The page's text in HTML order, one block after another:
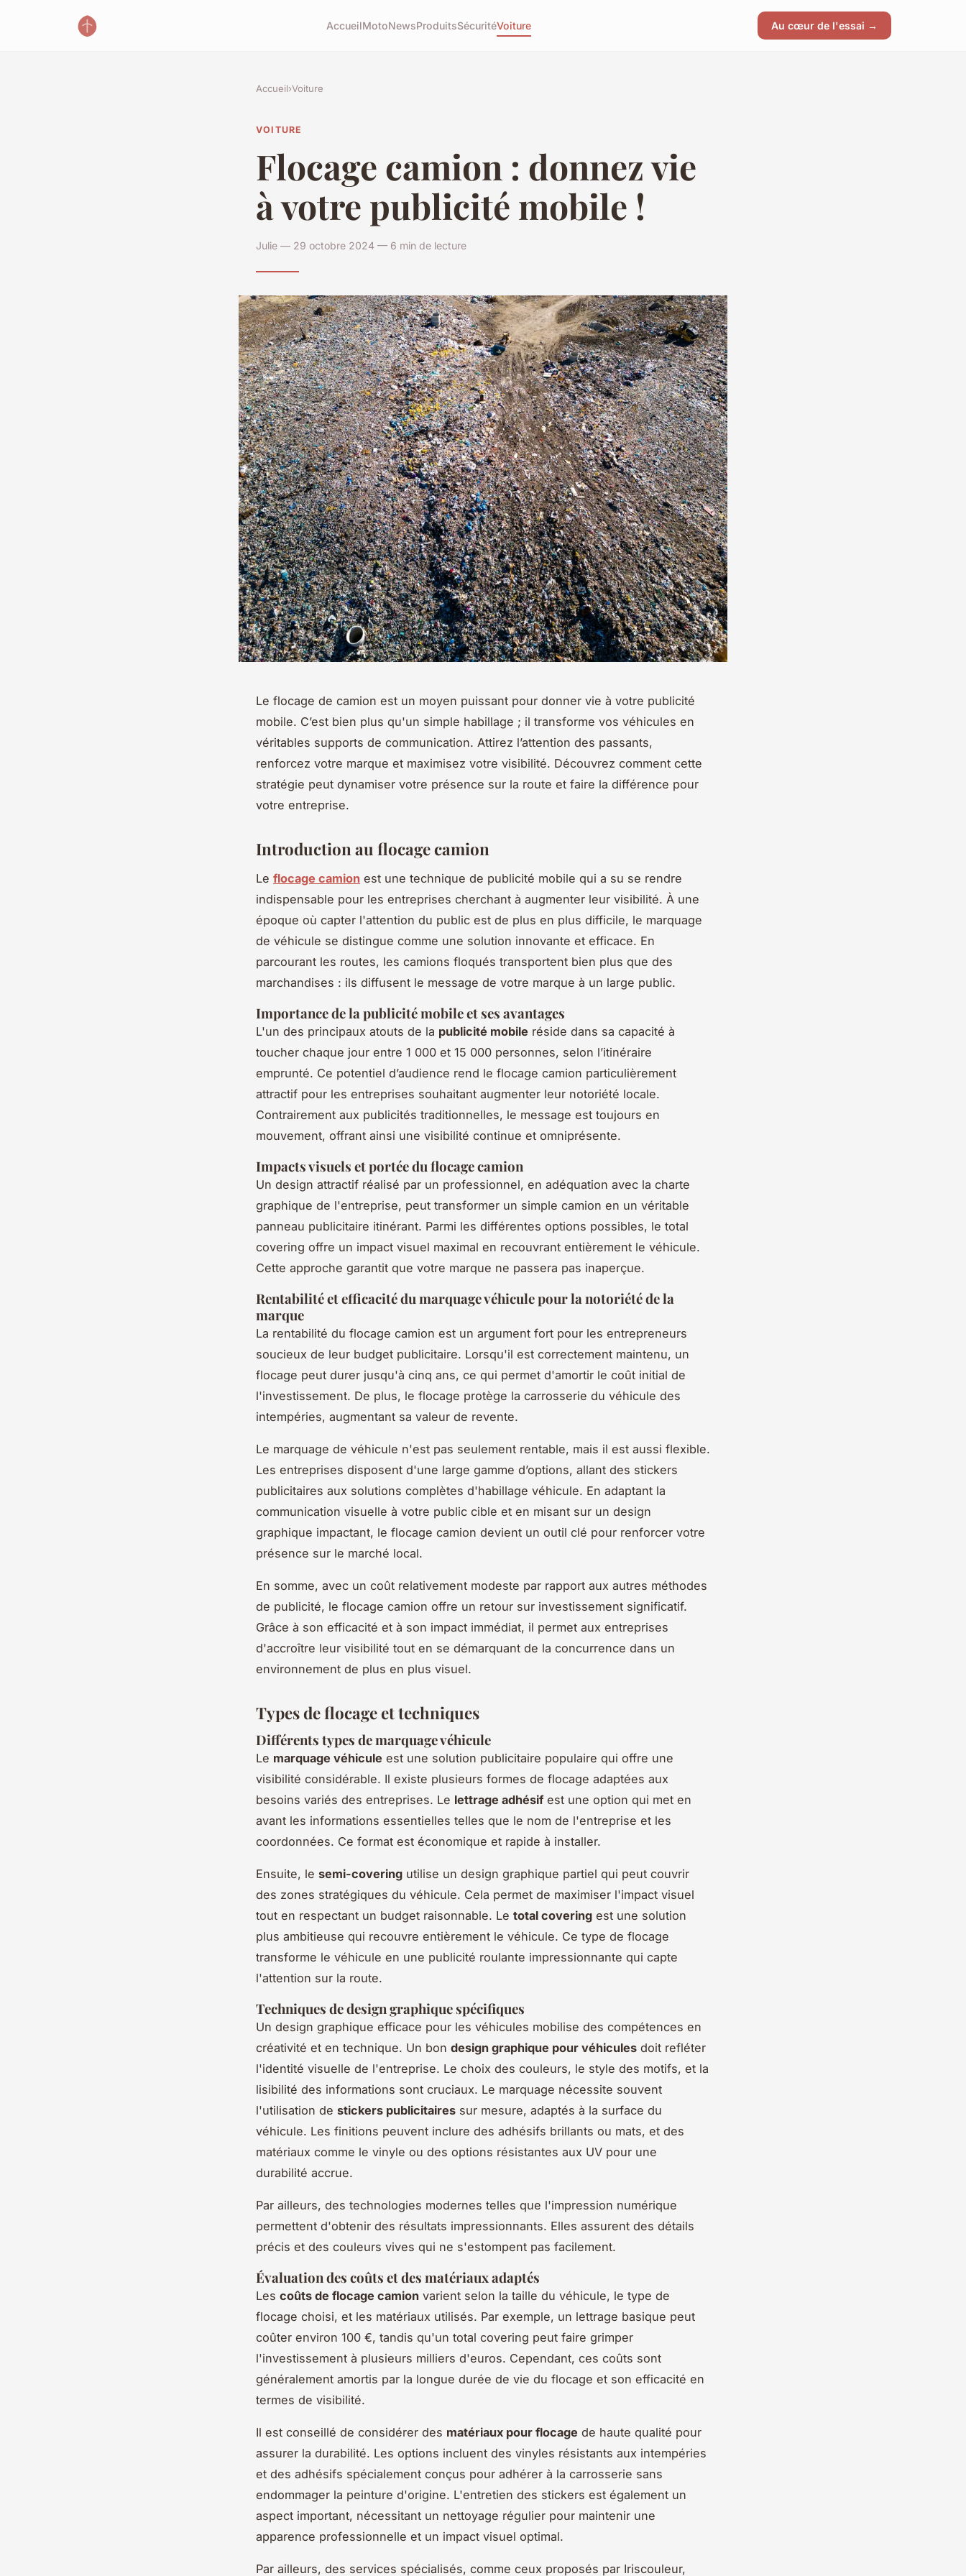
AccueilMotoNewsProduitsSécuritéVoiture Au cœur de l'essai →
Accueil›Voiture
VOITURE
Flocage camion : donnez vie
à votre publicité mobile !
Julie — 29 octobre 2024 — 6 min de lecture
Le flocage de camion est un moyen puissant pour donner vie à votre publicité
mobile. C’est bien plus qu'un simple habillage ; il transforme vos véhicules en
véritables supports de communication. Attirez l’attention des passants,
renforcez votre marque et maximisez votre visibilité. Découvrez comment cette
stratégie peut dynamiser votre présence sur la route et faire la différence pour
votre entreprise.
Introduction au flocage camion
Le flocage camion est une technique de publicité mobile qui a su se rendre
indispensable pour les entreprises cherchant à augmenter leur visibilité. À une
époque où capter l'attention du public est de plus en plus difficile, le marquage
de véhicule se distingue comme une solution innovante et efficace. En
parcourant les routes, les camions floqués transportent bien plus que des
marchandises : ils diffusent le message de votre marque à un large public.
Importance de la publicité mobile et ses avantages
L'un des principaux atouts de la publicité mobile réside dans sa capacité à
toucher chaque jour entre 1 000 et 15 000 personnes, selon l’itinéraire
emprunté. Ce potentiel d’audience rend le flocage camion particulièrement
attractif pour les entreprises souhaitant augmenter leur notoriété locale.
Contrairement aux publicités traditionnelles, le message est toujours en
mouvement, offrant ainsi une visibilité continue et omniprésente.
Impacts visuels et portée du flocage camion
Un design attractif réalisé par un professionnel, en adéquation avec la charte
graphique de l'entreprise, peut transformer un simple camion en un véritable
panneau publicitaire itinérant. Parmi les différentes options possibles, le total
covering offre un impact visuel maximal en recouvrant entièrement le véhicule.
Cette approche garantit que votre marque ne passera pas inaperçue.
Rentabilité et efficacité du marquage véhicule pour la notoriété de la
marque
La rentabilité du flocage camion est un argument fort pour les entrepreneurs
soucieux de leur budget publicitaire. Lorsqu'il est correctement maintenu, un
flocage peut durer jusqu'à cinq ans, ce qui permet d'amortir le coût initial de
l'investissement. De plus, le flocage protège la carrosserie du véhicule des
intempéries, augmentant sa valeur de revente.
Le marquage de véhicule n'est pas seulement rentable, mais il est aussi flexible.
Les entreprises disposent d'une large gamme d’options, allant des stickers
publicitaires aux solutions complètes d'habillage véhicule. En adaptant la
communication visuelle à votre public cible et en misant sur un design
graphique impactant, le flocage camion devient un outil clé pour renforcer votre
présence sur le marché local.
En somme, avec un coût relativement modeste par rapport aux autres méthodes
de publicité, le flocage camion offre un retour sur investissement significatif.
Grâce à son efficacité et à son impact immédiat, il permet aux entreprises
d'accroître leur visibilité tout en se démarquant de la concurrence dans un
environnement de plus en plus visuel.
Types de flocage et techniques
Différents types de marquage véhicule
Le marquage véhicule est une solution publicitaire populaire qui offre une
visibilité considérable. Il existe plusieurs formes de flocage adaptées aux
besoins variés des entreprises. Le lettrage adhésifest une option qui met en
avant les informations essentielles telles que le nom de l'entreprise et les
coordonnées. Ce format est économique et rapide à installer.
Ensuite, le semi-covering utilise un design graphique partiel qui peut couvrir
des zones stratégiques du véhicule. Cela permet de maximiser l'impact visuel
tout en respectant un budget raisonnable. Le total covering est une solution
plus ambitieuse qui recouvre entièrement le véhicule. Ce type de flocage
transforme le véhicule en une publicité roulante impressionnante qui capte
l'attention sur la route.
Techniques de design graphique spécifiques
Un design graphique efficace pour les véhicules mobilise des compétences en
créativité et en technique. Un bon design graphique pour véhicules doit refléter
l'identité visuelle de l'entreprise. Le choix des couleurs, le style des motifs, et la
lisibilité des informations sont cruciaux. Le marquage nécessite souvent
l'utilisation de stickers publicitaires sur mesure, adaptés à la surface du
véhicule. Les finitions peuvent inclure des adhésifs brillants ou mats, et des
matériaux comme le vinyle ou des options résistantes aux UV pour une
durabilité accrue.
Par ailleurs, des technologies modernes telles que l'impression numérique
permettent d'obtenir des résultats impressionnants. Elles assurent des détails
précis et des couleurs vives qui ne s'estompent pas facilement.
Évaluation des coûts et des matériaux adaptés
Les coûts de flocage camion varient selon la taille du véhicule, le type de
flocage choisi, et les matériaux utilisés. Par exemple, un lettrage basique peut
coûter environ 100 €, tandis qu'un total covering peut faire grimper
l'investissement à plusieurs milliers d'euros. Cependant, ces coûts sont
généralement amortis par la longue durée de vie du flocage et son efficacité en
termes de visibilité.
Il est conseillé de considérer des matériaux pour flocage de haute qualité pour
assurer la durabilité. Les options incluent des vinyles résistants aux intempéries
et des adhésifs spécialement conçus pour adhérer à la carrosserie sans
endommager la peinture d'origine. L'entretien des stickers est également un
aspect important, nécessitant un nettoyage régulier pour maintenir une
apparence professionnelle et un impact visuel optimal.
Par ailleurs, des services spécialisés, comme ceux proposés par Iriscouleur,